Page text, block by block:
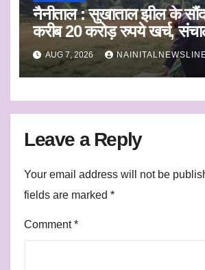
नैनीताल : सुखाताल झील के
करीब 20 करोड़ रुपये खर्च,
संस्था का चयन जल्द
AUG 7, 2026
Leave a Reply
Your email address will not be
fields are marked *
Comment*